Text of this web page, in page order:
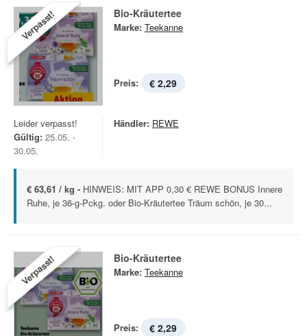
Verpasst! Bio-Kräutertee
Marke: Teekanne
Preis: € 2,29
Leider verpasst!
Gültig: 25.05. -
30.05.
Händler: REWE
€ 63,61 / kg - HINWEIS: MIT APP 0,30 € REWE BONUS Innere
Ruhe, je 36-g-Pckg. oder Bio-Kräutertee Träum schön, je 30...
Verpasst! Bio-Kräutertee
Marke: Teekanne
Preis: € 2,29